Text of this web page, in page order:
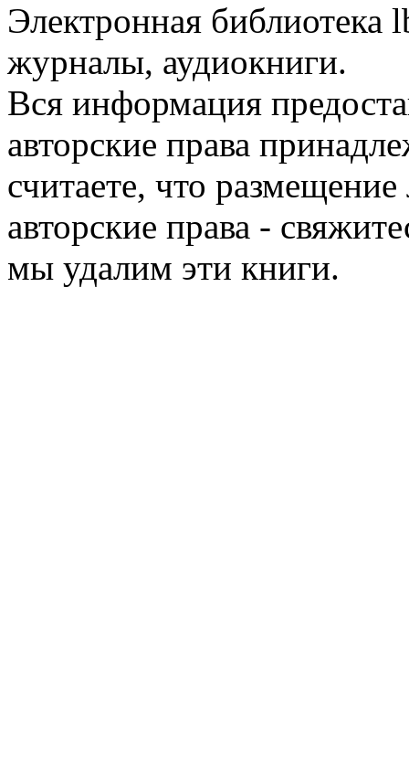
Электронная библиотека
журналы, аудиокниги.
Вся информация
авторские права
считаете, что
авторские права -
мы удалим эти книги.